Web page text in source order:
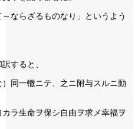
ならざるものなり」というよう
すると、
）同一轍ニテ、之ニ附与スルニ動
ラ生命ヲ保シ自由ヲ求メ幸福ヲ